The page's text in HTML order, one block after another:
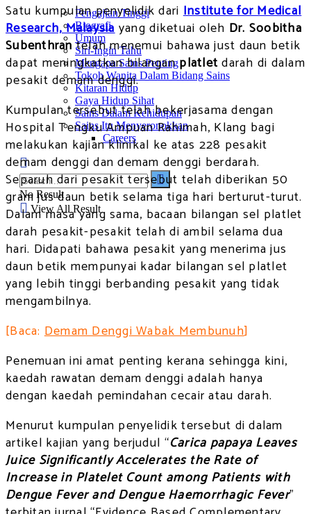
Pengajian Tinggi
Biografi
Umum
Siri-Ingin Tahu
Mengapa Sains Penting
Tokoh Wanita Dalam Bidang Sains
Kitaran Hidup
Gaya Hidup Sihat
Sains Dalam Kehidupan
Sains Itu Menyeronokkan
Careers
No Result
View All Result
Satu kumpulan penyelidik dariInstitute for Medical
Research, Malaysiayang diketuai oleh Dr. Soobitha
Subenthrantelah menemui bahawa just daun betik
dapat meningkatkan bilanganplatletdarah di dalam
pesakit demam denggi.
Kumpulan tersebut telah bekerjasama dengan
Hospital Tengku Ampuan Rahimah, Klang bagi
melakukan kajian klinikal ke atas 228 pesakit
demam denggi dan demam denggi berdarah.
Separuh dari pesakit tersebut telah diberikan 50
gram jus daun betik selama tiga hari berturut-turut.
Dalam masa yang sama, bacaan bilangan sel platlet
darah pesakit-pesakit telah di ambil selama dua
hari. Didapati bahawa pesakit yang menerima jus
daun betik mempunyai kadar bilangan sel platlet
yang lebih tinggi berbanding pesakit yang tidak
mengambilnya.
[Baca:Demam Denggi Wabak Membunuh]
Penemuan ini amat penting kerana sehingga kini,
kaedah rawatan demam denggi adalah hanya
dengan kaedah pemindahan cecair atau darah.
Menurut kumpulan penyelidik tersebut di dalam
artikel kajian yang berjudul “Carica papaya Leaves
Juice Significantly Accelerates the Rate of
Increase in Platelet Count among Patients with
Dengue Fever and Dengue Haemorrhagic Fever”